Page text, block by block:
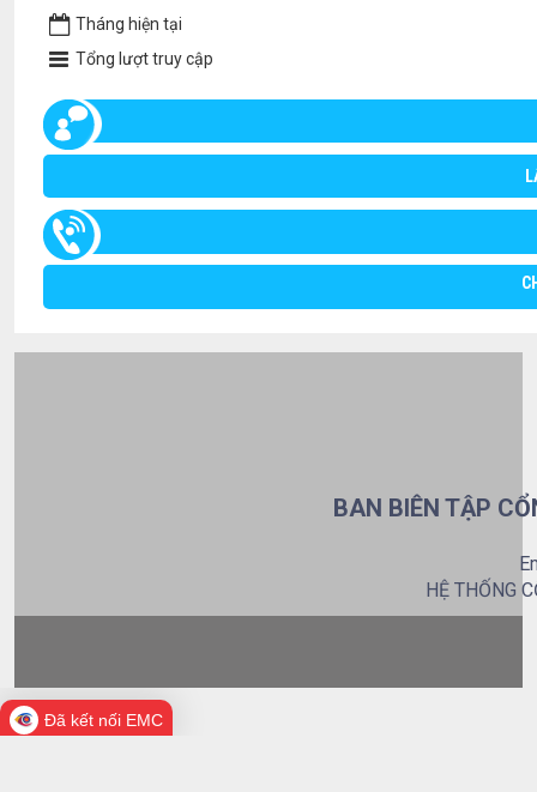
Tháng hiện tại
Tổng lượt truy cập
BAN BIÊN TẬP
HỆ THỐNG
Đã kết nối EMC